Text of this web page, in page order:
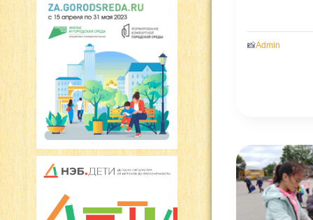
📸Admin